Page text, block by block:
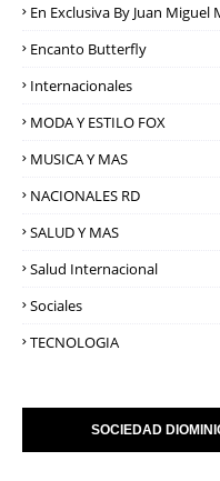
En Exclusiva By Juan Miguel
Encanto Butterfly
Internacionales
MODA Y ESTILO FOX
MUSICA Y MAS
NACIONALES RD
SALUD Y MAS
Salud Internacional
Sociales
TECNOLOGIA
SOCIEDAD